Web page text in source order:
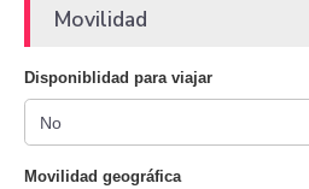
Movilidad
Disponiblidad para viajar
Movilidad geográfica